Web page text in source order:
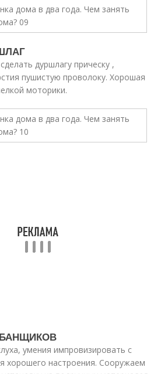
дуршлагу прическу ,
пушистую проволоку. Хорошая
моторики.
умения импровизировать с
хорошего настроения. Сооружаем